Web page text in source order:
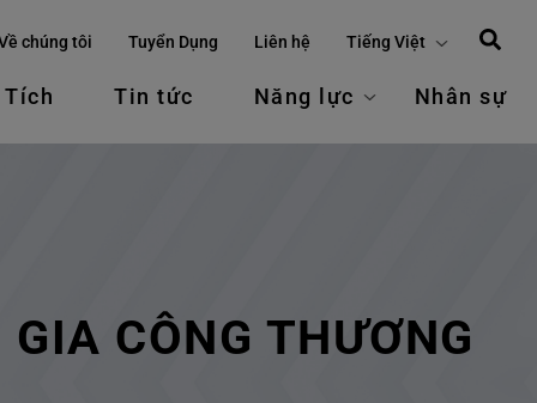
chúng tôi Tuyển Dụng Liên hệ Tiếng Việt
Tích Tin tức Năng lực Nhân sự
CÔNG THƯƠNG